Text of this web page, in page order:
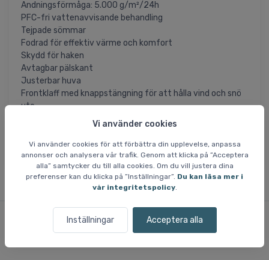
Vi använder cookies
Vi använder cookies för att förbättra din upplevelse, anpassa
annonser och analysera vår trafik. Genom att klicka på ”Acceptera
alla” samtycker du till alla cookies. Om du vill justera dina
preferenser kan du klicka på ”Inställningar”. Du kan läsa mer i
vår integritetspolicy.
Inställningar Acceptera alla
Andningsförmåga: 5.000 g/m²/24h
PFC-fri vattenavvisande behandling
Tejpade sömmar
Fodrad för effektiv värme och komfort
Skydd för haken
Avtagbar pälskant
Justerbar huva
Frontklaff med knappstängning för att hålla vind och snö
ute
Två sidofickor med knappstängning
Snölås vid handlederna
Liknande varor